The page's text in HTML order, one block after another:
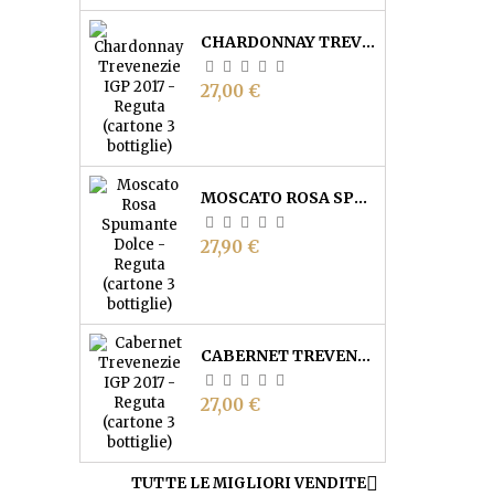
CHARDONNAY TREVENEZIE IGP - REGUTA (CARTONE 3 BOTTIGLIE)
Prezzo
27,00 €
MOSCATO ROSA SPUMANTE DOLCE - REGUTA (CARTONE 3 BOTTIGLIE)
Prezzo
27,90 €
CABERNET TREVENEZIE IGP - REGUTA (CARTONE 3 BOTTIGLIE)
Prezzo
27,00 €
TUTTE LE MIGLIORI VENDITE